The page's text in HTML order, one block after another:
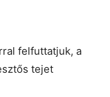
felfuttatjuk, a
tejet